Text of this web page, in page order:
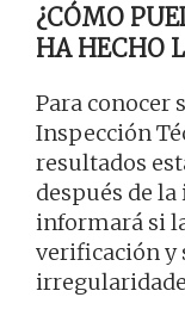
¿CÓMO
HA HECHO
Para conocer
Inspección
resultados
después de
informará si
verificación y